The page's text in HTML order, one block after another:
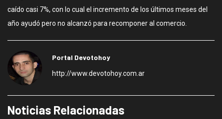
caído casi 7%, con lo cual el incremento de los últimos meses del
año ayudó pero no alcanzó para recomponer al comercio.
Portal Devotohoy
http://www.devotohoy.com.ar
Noticias Relacionadas